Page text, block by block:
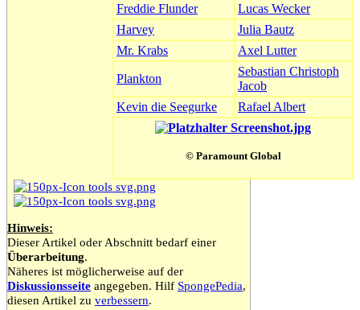
Freddie Flunder
Lucas Wecker
Harvey
Julia Bautz
Mr. Krabs
Axel Lutter
Plankton
Sebastian Christoph
Jacob
Kevin die Seegurke
Rafael Albert
© Paramount Global
Hinweis:
Dieser Artikel oder Abschnitt bedarf einer
Überarbeitung.
Näheres ist möglicherweise auf der
Diskussionsseite angegeben. Hilf SpongePedia,
diesen Artikel zu verbessern.